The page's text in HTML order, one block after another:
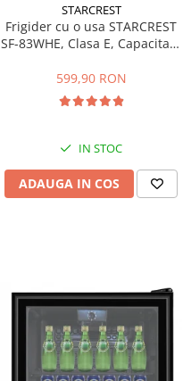
STARCREST
Frigider cu o usa STARCREST
SF-83WHE, Clasa E, Capacitate
Compartiment gheata, H 85
cm, Alb
599,90 RON
IN STOC
ADAUGA IN COS